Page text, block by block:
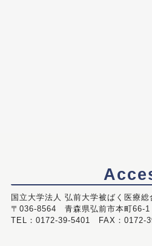
国立大学法人 弘前大学被ばく医療総
〒036-8564 青森県弘前市本町66-1
TEL：0172-39-5401 FAX：0172-